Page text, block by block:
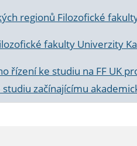
regionů Filozofické
fakulty Univerzity
řízení ke studiu na FF UK
začínajícímu